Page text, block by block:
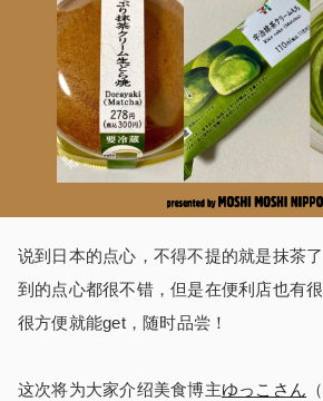
说到日本的点心，不得不提的就是抹茶
到的点心都很不错，但是在便利店也有
很方便就能get，随时品尝！
这次将为大家介绍美食博主ゆっこさん